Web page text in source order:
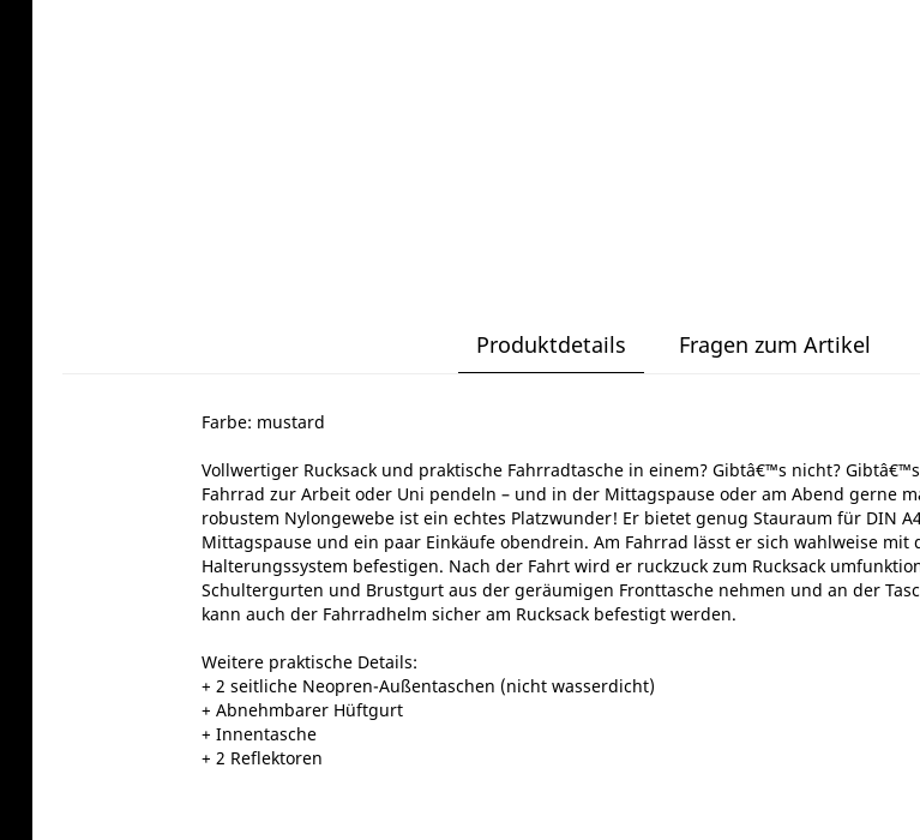
Produktdetails Fragen zum Artikel
Farbe: mustard
Vollwertiger Rucksack und praktische Fahrradtasche in einem? Gibtâ€™s nicht?
Fahrrad zur Arbeit oder Uni pendeln – und in der Mittagspause oder am Abend gerne
robustem Nylongewebe ist ein echtes Platzwunder! Er bietet genug Stauraum für DIN
Mittagspause und ein paar Einkäufe obendrein. Am Fahrrad lässt er sich wahlweise mit
Halterungssystem befestigen. Nach der Fahrt wird er ruckzuck zum Rucksack
Schultergurten und Brustgurt aus der geräumigen Fronttasche nehmen und an der
kann auch der Fahrradhelm sicher am Rucksack befestigt werden.
Weitere praktische Details:
+ 2 seitliche Neopren-Außentaschen (nicht wasserdicht)
+ Abnehmbarer Hüftgurt
+ Innentasche
+ 2 Reflektoren